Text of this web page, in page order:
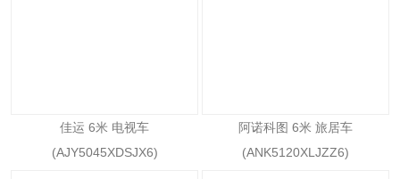
佳运 6米 电视车
(AJY5045XDSJX6)
阿诺科图 6米 旅居车
(ANK5120XLJZZ6)